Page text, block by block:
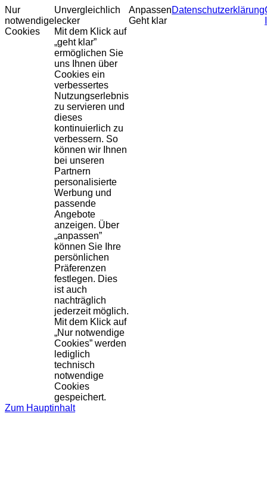
Nur
notwendige
Cookies
Unvergleichlich
lecker
Mit dem Klick auf
„geht klar”
ermöglichen Sie
uns Ihnen über
Cookies ein
verbessertes
Nutzungserlebnis
zu servieren und
dieses
kontinuierlich zu
verbessern. So
können wir Ihnen
bei unseren
Partnern
personalisierte
Werbung und
passende
Angebote
anzeigen. Über
„anpassen”
können Sie Ihre
persönlichen
Präferenzen
festlegen. Dies
ist auch
nachträglich
jederzeit möglich.
Mit dem Klick auf
„Nur notwendige
Cookies” werden
lediglich
technisch
notwendige
Cookies
gespeichert.
Anpassen
Geht klar
Datenschutzerklärung
Zum Hauptinhalt